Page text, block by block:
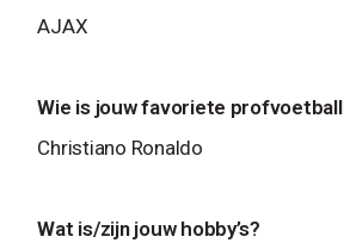
AJAX
Wie is jouw favoriete
Christiano Ronaldo
Wat is/zijn jouw hobby’s?